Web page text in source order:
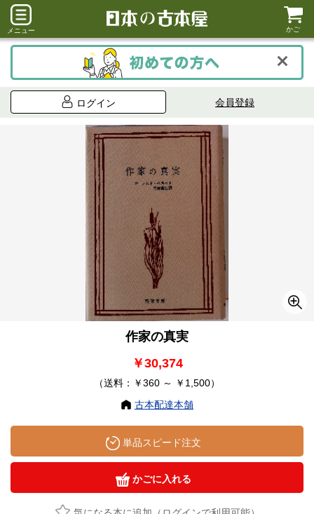
メニュー かご
ログイン 会員登録
作家の真実
￥30,374
（送料：￥360 ～ ￥1,500）
古本配達本舗
単品スピード注文
かごに入れる